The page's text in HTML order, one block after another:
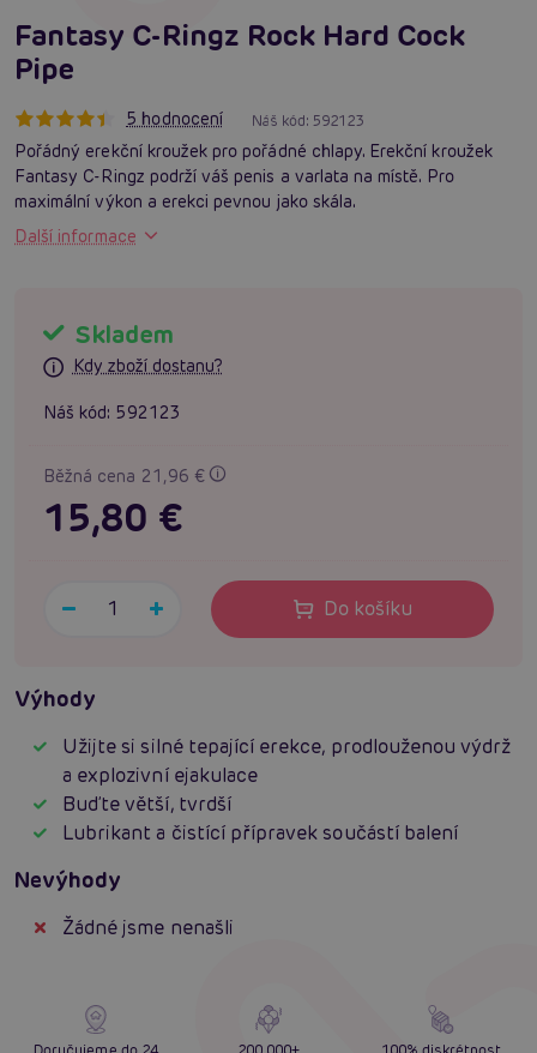
Fantasy C-Ringz Rock Hard Cock
Pipe
5 hodnocení Náš kód: 592123
Pořádný erekční kroužek pro pořádné chlapy. Erekční kroužek
Fantasy C-Ringz podrží váš penis a varlata na místě. Pro
maximální výkon a erekci pevnou jako skála.
Další informace
Skladem
Kdy zboží dostanu?
Náš kód: 592123
Běžná cena 21,96 €
15,80 €
Do košíku
Výhody
Užijte si silné tepající erekce, prodlouženou výdrž
a explozivní ejakulace
Buďte větší, tvrdší
Lubrikant a čistící přípravek součástí balení
Nevýhody
Žádné jsme nenašli